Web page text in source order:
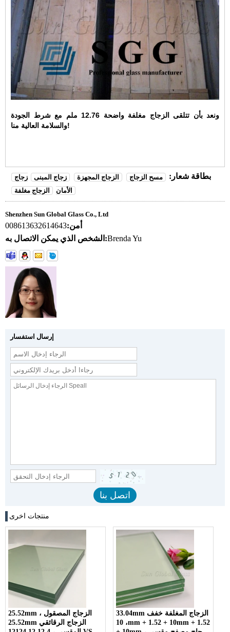
ونعد بأن تتلقى الزجاج مغلفة واضحة 12.76 ملم مع شرط الجودة
والسلامة العالية منا!
بطاقة شعار: مسح الزجاج الزجاج المجهزة زجاج المبنى
زجاج
الأمان
الزجاج مغلفة
Shenzhen Sun Global Glass Co., Ltd
أمن:008613632614643
الشخص الذي يمكن الاتصال به:Brenda Yu
إرسال استفسار
منتجات اخرى
25.52mm الزجاج المصقول ،
25.52mm الزجاج الرقائقي
33.04mm الزجاج المغلفة خفف
، 10mm + 1.52 + 10mm + 1.52